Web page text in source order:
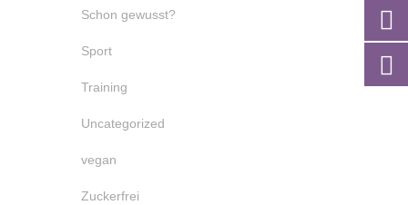
Schon gewusst?
Sport
Training
Uncategorized
vegan
Zuckerfrei